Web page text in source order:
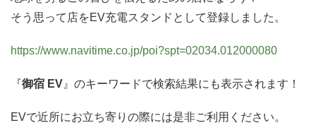
そう思って店をEV充電スタンドとして登録しました。
https://www.navitime.co.jp/poi?spt=02034.012000080
『御宿 EV 』のキーワードで検索結果にも表示されます！
EVで近所にお立ち寄りの際には是非ご利用ください。